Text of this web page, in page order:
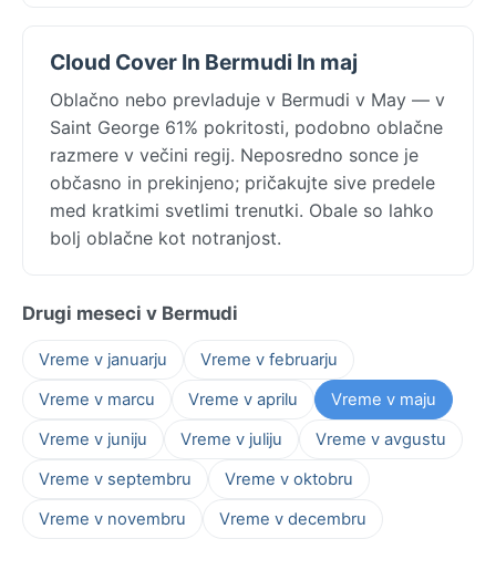
Cloud Cover In Bermudi In maj
Oblačno nebo prevladuje v Bermudi v May — v
Saint George 61% pokritosti, podobno oblačne
razmere v večini regij. Neposredno sonce je
občasno in prekinjeno; pričakujte sive predele
med kratkimi svetlimi trenutki. Obale so lahko
bolj oblačne kot notranjost.
Drugi meseci v Bermudi
Vreme v januarju
Vreme v februarju
Vreme v marcu
Vreme v aprilu
Vreme v maju
Vreme v juniju
Vreme v juliju
Vreme v avgustu
Vreme v septembru
Vreme v oktobru
Vreme v novembru
Vreme v decembru